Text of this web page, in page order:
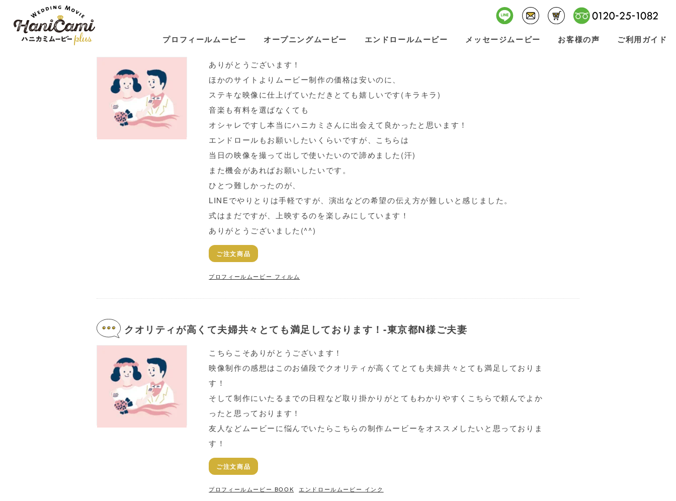
プロフィールムービー オープニングムービー エンドロールムービー メッセージムービー お客様の声 ご利用ガイド
Voice
ハニカミさんに出会えて良かった!-福岡県T様ご夫妻
ありがとうございます！
ほかのサイトよりムービー制作の価格は安いのに、
ステキな映像に仕上げていただきとても嬉しいです(キラキラ)
音楽も有料を選ばなくても
オシャレですし本当にハニカミさんに出会えて良かったと思います！
エンドロールもお願いしたいくらいですが、こちらは
当日の映像を撮って出しで使いたいので諦めました(汗)
また機会があればお願いしたいです。
ひとつ難しかったのが、
LINEでやりとりは手軽ですが、演出などの希望の伝え方が難しいと感じました。
式はまだですが、上映するのを楽しみにしています！
ありがとうございました(^^)
ご注文商品
プロフィールムービー フィルム
クオリティが高くて夫婦共々とても満足しております！-東京都N様ご夫妻
こちらこそありがとうございます！
映像制作の感想はこのお値段でクオリティが高くてとても夫婦共々とても満足しておりま
す！
そして制作にいたるまでの日程など取り掛かりがとてもわかりやすくこちらで頼んでよか
ったと思っております！
友人などムービーに悩んでいたらこちらの制作ムービーをオススメしたいと思っておりま
す！
ご注文商品
プロフィールムービー BOOK エンドロールムービー インク